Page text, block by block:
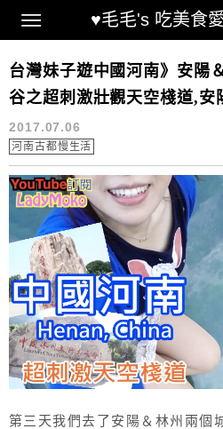
♥毛毛's 吃美食
Main Menu
河南古都慢生活
台灣妹子遊中國河南》安陽
谷之超刺激壯觀天空棧道,安
2017.07.06
河南古都慢生活
第三天我們去了安陽＆林州兩個